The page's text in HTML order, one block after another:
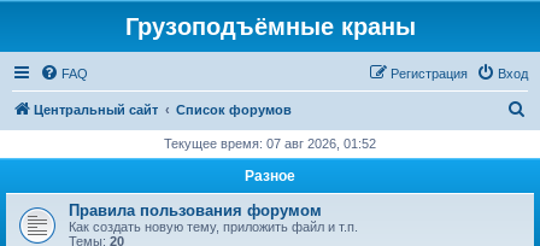
Грузоподъёмные краны
FAQ Вход
Регистрация
Центральный сайт Список форумов
с
Текущее время: 07 авг 2026, 01:52
Разное
Правила пользования форумом
Как создать новую тему, приложить файл и т.п.
Темы: 20